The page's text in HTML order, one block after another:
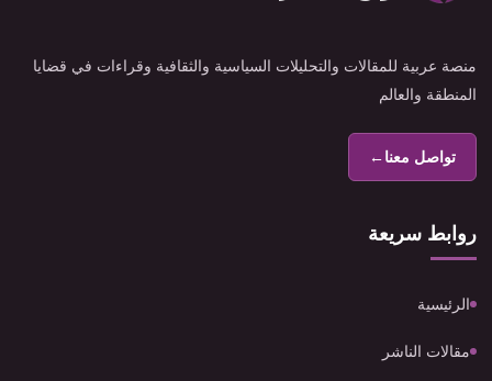
منصة عربية للمقالات والتحليلات السياسية والثقافية وقراءات في قضايا
المنطقة والعالم
تواصل معنا←
روابط سريعة
الرئيسية
مقالات الناشر